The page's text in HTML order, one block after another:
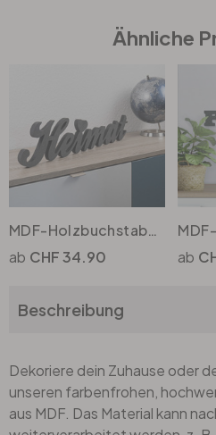
Bad
Eingangsbereich
Ähnliche
MDF-Holzbuchstaben Heimat
CHF 34.90
Beschreibung
Dekoriere dein Zuhause oder
unseren farbenfrohen,
aus MDF. Das Material kann